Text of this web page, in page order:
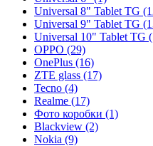
Universal 8" Tablet TG
Universal 9" Tablet TG
Universal 10" Tablet TG
OPPO (29)
OnePlus (16)
ZTE glass (17)
Tecno (4)
Realme (17)
Фото коробки (1)
Blackview (2)
Nokia (9)